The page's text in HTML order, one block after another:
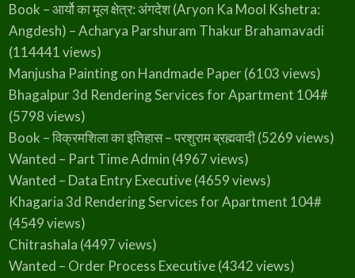
Book – आर्यो का मूल क्षेत्र: अंगदेश (Aryon Ka Mool Kshetra:
Angdesh) – Acharya Parshuram Thakur Brahamavadi
(114441 views)
Manjusha Painting on Handmade Paper(6103 views)
Bhagalpur 3d Rendering Services for Apartment 104#
(5798 views)
Book – विक्रमशिला का इतिहास – परशुराम ब्रह्मवादी(5269 views)
Wanted – Part Time Admin (4967 views)
Wanted – Data Entry Executive(4659 views)
Khagaria 3d Rendering Services for Apartment 104#
(4549 views)
Chitrashala (4497 views)
Wanted – Order Process Executive(4342 views)